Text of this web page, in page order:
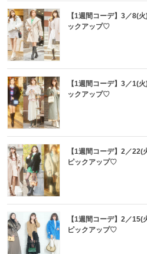
【1週間コーデ】3／8(
ックアップ♡
【1週間コーデ】3／1(
ックアップ♡
【1週間コーデ】2／
ピックアップ♡
【1週間コーデ】2／
ピックアップ♡